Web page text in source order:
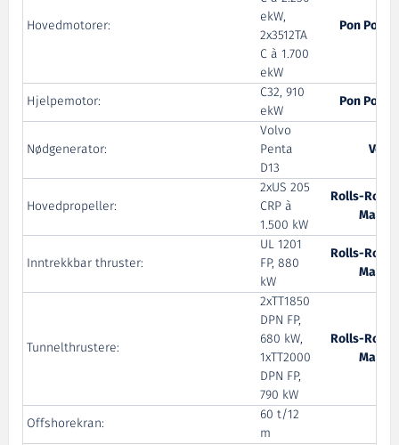
Hovedmotorer:
ekW,
2x3512TA
C à 1.700
ekW
Pon Power
Hjelpemotor:
C32, 910
ekW
Pon Power
Nødgenerator:
Volvo
Penta
D13
Volvo
Hovedpropeller:
2xUS 205
CRP à
1.500 kW
Rolls-Royce
Marine
Inntrekkbar thruster:
UL 1201
FP, 880
kW
Rolls-Royce
Marine
Tunnelthrustere:
2xTT1850
DPN FP,
680 kW,
1xTT2000
DPN FP,
790 kW
Rolls-Royce
Marine
Offshorekran:
60 t/12
m